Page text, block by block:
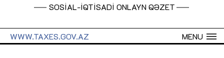
SOSİAL-İQTİSADİ ONLAYN QƏZET
MENU
WWW.TAXES.GOV.AZ